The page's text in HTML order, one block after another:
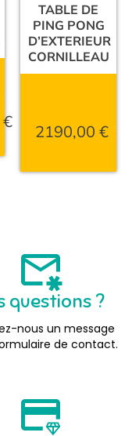
€
TABLE DE
PING PONG
D’EXTERIEUR
CORNILLEAU
2190,00 €
questions ?
nous un message
de contact.